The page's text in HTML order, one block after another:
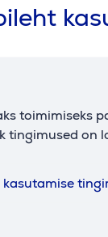
toimimiseks
tingimused on